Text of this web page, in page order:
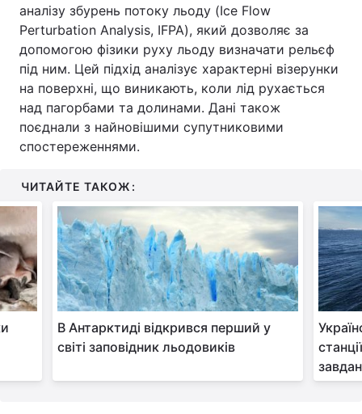
аналізу збурень потоку льоду (Ice Flow
Perturbation Analysis, IFPA), який дозволяє за
допомогою фізики руху льоду визначати рельєф
під ним. Цей підхід аналізує характерні візерунки
на поверхні, що виникають, коли лід рухається
над пагорбами та долинами. Дані також
поєднали з найновішими супутниковими
спостереженнями.
ЧИТАЙТЕ ТАКОЖ:
В Антарктиді відкрився перший у
світі заповідник льодовиків